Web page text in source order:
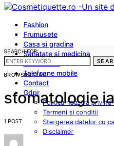
Fashion
Frumusete
Casa si gradina
Sanatate si medicina
Cum sa fac
Telefoane mobile
Contact
Gdpr
Politica noastra privind
Termeni si conditii
Stergerea datelor cu
Disclaimer
SEARCH FOR:
BROWSING TAG
stomatologie
1 POST